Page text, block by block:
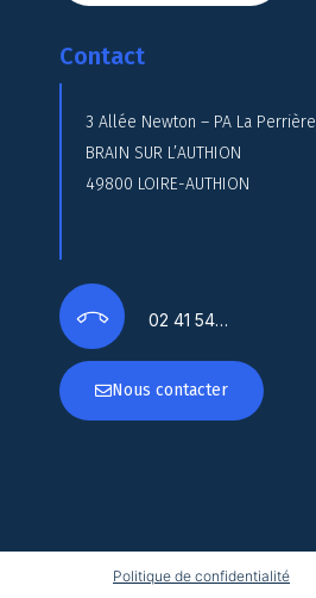
Contact
3 Allée Newton – PA La Perrière
BRAIN SUR L’AUTHION
49800 LOIRE-AUTHION
02 41 54…
Nous contacter
Politique de confidentialité